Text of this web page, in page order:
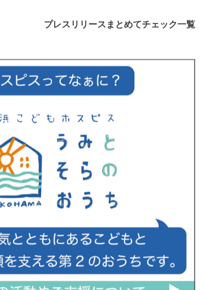
プレスリリースまとめてチェック一覧